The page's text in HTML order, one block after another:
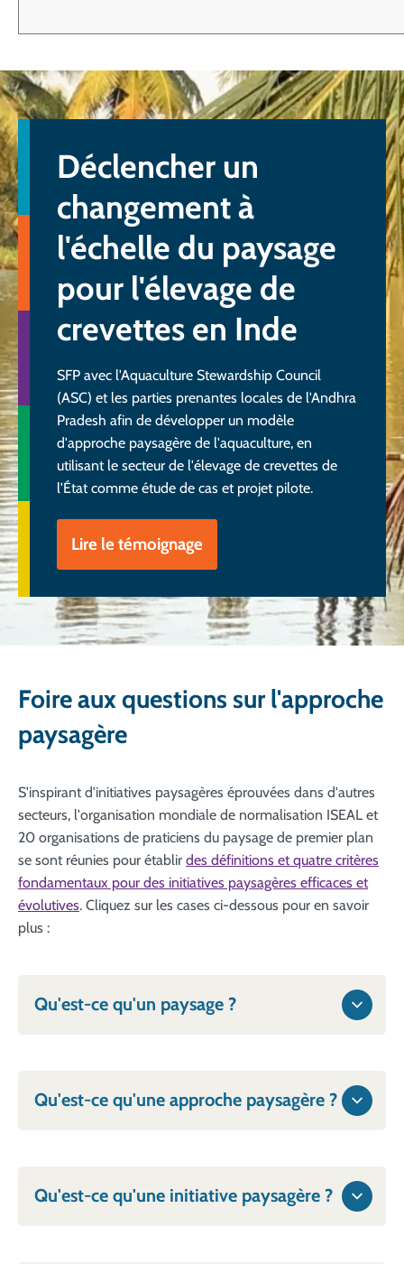
Déclencher un
changement à
l'échelle du paysage
pour l'élevage de
crevettes en Inde
SFP avec l'Aquaculture Stewardship Council
(ASC) et les parties prenantes locales de l'Andhra
Pradesh afin de développer un modèle
d'approche paysagère de l'aquaculture, en
utilisant le secteur de l'élevage de crevettes de
l'État comme étude de cas et projet pilote.
Lire le témoignage
Foire aux questions sur l'approche
paysagère
S'inspirant d'initiatives paysagères éprouvées dans d'autres
secteurs, l'organisation mondiale de normalisation ISEAL et
20 organisations de praticiens du paysage de premier plan
se sont réunies pour établir des définitions et quatre critères
fondamentaux pour des initiatives paysagères efficaces et
évolutives. Cliquez sur les cases ci-dessous pour en savoir
plus :
Qu'est-ce qu'un paysage ?
Qu'est-ce qu'une approche paysagère ?
Qu'est-ce qu'une initiative paysagère ?